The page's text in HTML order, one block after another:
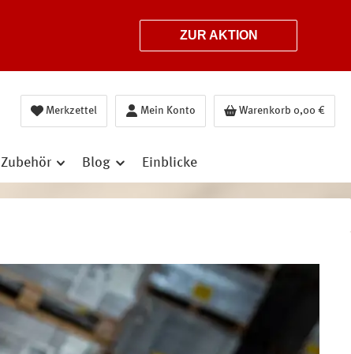
ZUR AKTION
Merkzettel Mein Konto Warenkorb 0,00 €
Zubehör Blog Einblicke